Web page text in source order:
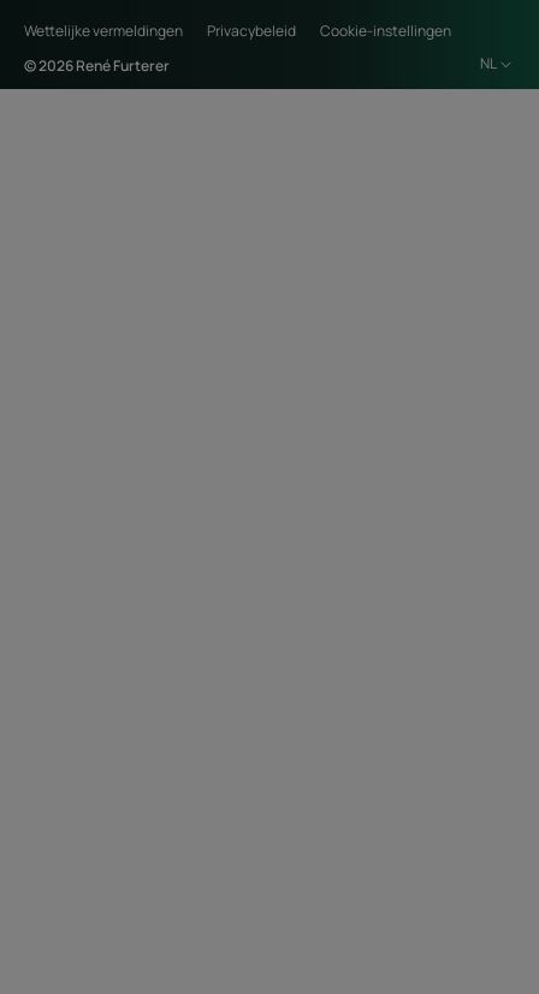
Wettelijke vermeldingen Privacybeleid
Cookie-instellingen
© 2026 René Furterer
NL